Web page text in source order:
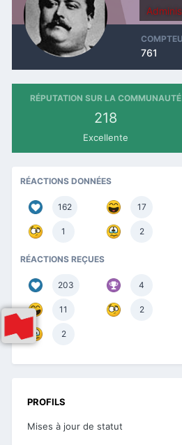
761
RÉPUTATION SUR LA COMMUNAUTÉ
218
Excellente
RÉACTIONS DONNÉES
162 17
1 2
RÉACTIONS REÇUES
203 4
11 2
2
PROFILS
Mises à jour de statut